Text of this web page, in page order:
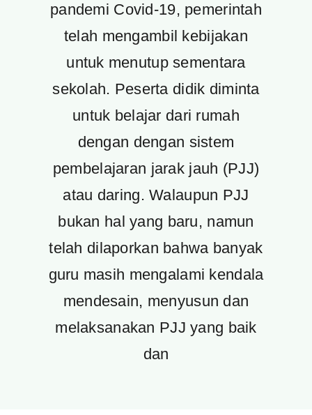
pandemi Covid-19, pemerintah
telah mengambil kebijakan
untuk menutup sementara
sekolah. Peserta didik diminta
untuk belajar dari rumah
dengan dengan sistem
pembelajaran jarak jauh (PJJ)
atau daring. Walaupun PJJ
bukan hal yang baru, namun
telah dilaporkan bahwa banyak
guru masih mengalami kendala
mendesain, menyusun dan
melaksanakan PJJ yang baik
dan